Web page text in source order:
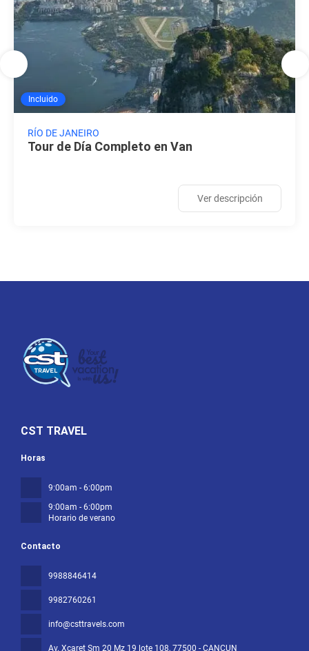
Incluido
RÍO DE JANEIRO
Tour de Día Completo en Van
Ver descripción
CST TRAVEL
Contacto
9988846414
9982760261
info@csttravels.com
Av. Xcaret Sm 20 Mz 19 lote 108, 77500 - CANCUN
Horas
9:00am - 6:00pm
9:00am - 6:00pm
Horario de verano